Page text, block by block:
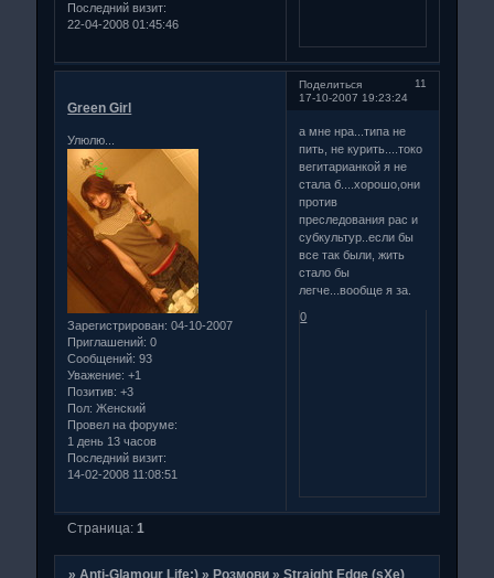
Последний визит:
22-04-2008 01:45:46
Поделиться
11
17-10-2007 19:23:24
Green Girl
Улюлю...
Зарегистрирован: 04-10-2007
Приглашений: 0
Сообщений: 93
Уважение: +1
Позитив: +3
Пол: Женский
Провел на форуме:
1 день 13 часов
Последний визит:
14-02-2008 11:08:51
а мне нра...типа не
пить, не курить....токо
вегитарианкой я не
стала б....хорошо,они
против
преследования рас и
субкультур..если бы
все так были, жить
стало бы
легче...вообще я за.
0
Страница:1
»Anti-Glamour Life:) »Розмови »Straight Edge (sXe)